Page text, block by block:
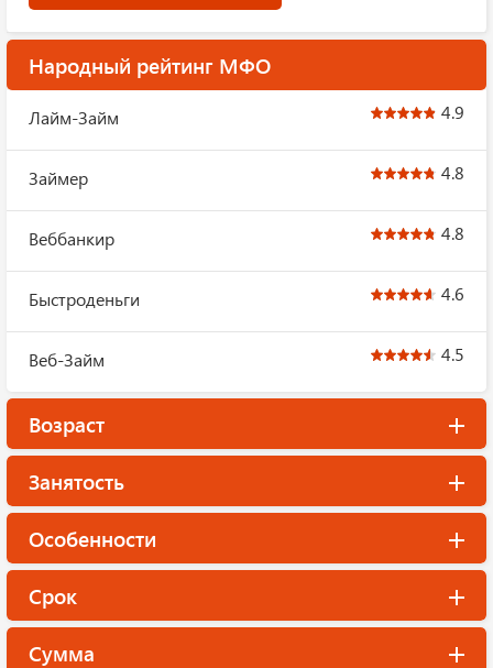
Народный рейтинг МФО
Лайм-Займ 4.9
Займер 4.8
Веббанкир 4.8
Быстроденьги 4.6
Веб-Займ 4.5
Возраст
Занятость
Особенности
Срок
Сумма